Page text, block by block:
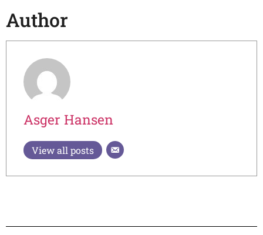
Author
Asger Hansen
View all posts